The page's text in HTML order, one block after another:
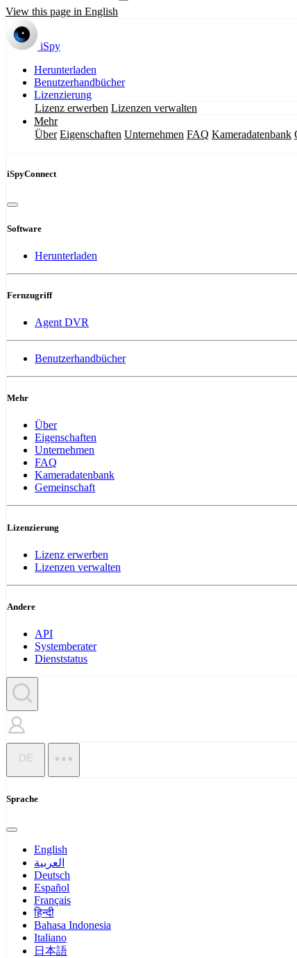
View this page in English
iSpy
Herunterladen
Benutzerhandbücher
Lizenzierung
Lizenz erwerben Lizenzen verwalten
Mehr
Über Eigenschaften Unternehmen FAQ Kameradatenbank
iSpyConnect
Software
Herunterladen
Fernzugriff
Agent DVR
Benutzerhandbücher
Mehr
Über
Eigenschaften
Unternehmen
FAQ
Kameradatenbank
Gemeinschaft
Lizenzierung
Lizenz erwerben
Lizenzen verwalten
Andere
API
Systemberater
Dienststatus
DE
Sprache
English
العربية
Deutsch
Español
Français
हिन्दी
Bahasa Indonesia
Italiano
日本語